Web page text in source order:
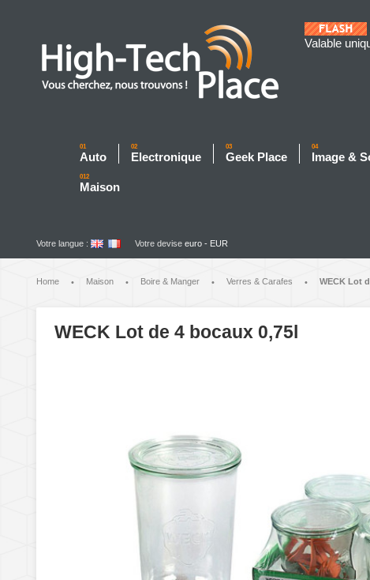
Valable
01
Auto
02
Electronique
03
Geek Place
04
Image &
012
Maison
Votre langue : Votre devise euro - EUR
Home • Maison • Boire & Manger • Verres & Carafes • WECK Lot
WECK Lot de 4 bocaux 0,75l